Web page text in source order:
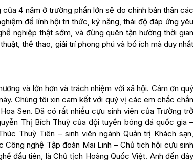
4 năm ở trường phần lớn sẽ do chính bản thân các
để lĩnh hội tri thức, kỹ năng, thái độ đáp ứng yêu
nghiệp thật sớm, và đừng quên tận hưởng thời gian
thể thao, giải trí phong phú và bổ ích mà duy nhất
và lớn hơn và trách nhiệm với xã hội. Cám ơn quý
Chúng tôi xin cam kết với quý vị các em chắc chắn
Sen. Đã có rất nhiều cựu sinh viên của Trường trở
Thị Bích Thuỳ của đội tuyển bóng đá quốc gia –
Thuỳ Tiên – sinh viên ngành Quản trị Khách sạn,
nghệ Tập đoàn Mai Linh – Chủ tich hội cựu sinh
đầu tiên, là Chủ tịch Hoàng Quốc Việt. Anh đến đây